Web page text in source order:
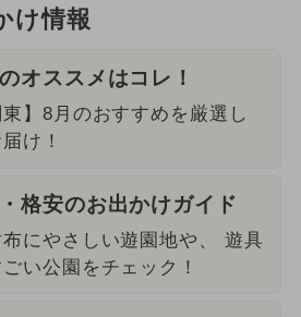
け情報
オススメはコレ！
東】8月のおすすめを厳選し
け！
格安のお出かけガイド
布にやさしい遊園地や、 遊具
い公園をチェック！